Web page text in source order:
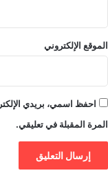
الموقع الإلكتروني
احفظ اسمي، بريدي
المرة المقبلة في تعليقي.